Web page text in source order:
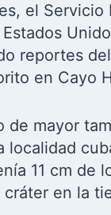
el Servicio
reportes
en Cayo
de mayor
localidad
11 cm de
en la